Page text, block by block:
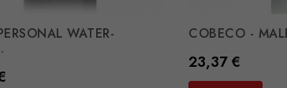
WATER-
COBECO -
Preço
23,37 €